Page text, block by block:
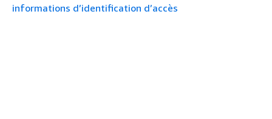
informations d’identification d’accès